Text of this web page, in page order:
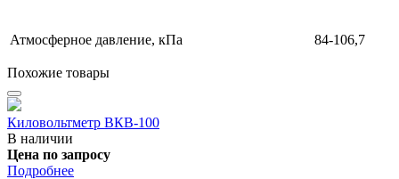
Атмосферное давление, кПа 84-106,7
Похожие товары
Киловольтметр ВКВ-100
В наличии
Цена по запросу
Подробнее